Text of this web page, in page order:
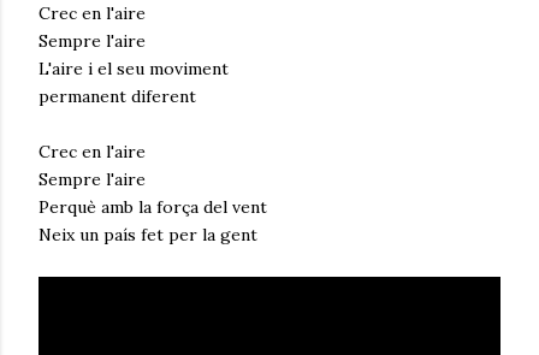
Crec en l'aire
Sempre l'aire
L'aire i el seu moviment
permanent diferent
Crec en l'aire
Sempre l'aire
Perquè amb la força del vent
Neix un país fet per la gent